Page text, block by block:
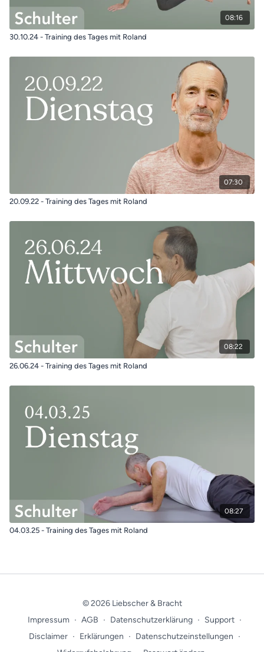
08:16
30.10.24 - Training des Tages mit Roland
07:30
20.09.22 - Training des Tages mit Roland
08:22
26.06.24 - Training des Tages mit Roland
08:27
04.03.25 - Training des Tages mit Roland
© 2026 Liebscher & Bracht
Impressum ∙ AGB ∙ Datenschutzerklärung ∙ Support ∙
Disclaimer ∙ Erklärungen ∙ Datenschutzeinstellungen ∙